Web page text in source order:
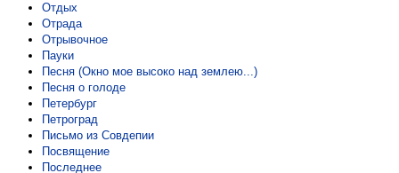
Отдых
Отрада
Отрывочное
Пауки
Песня (Окно мое высоко над землею...)
Песня о голоде
Петербург
Петроград
Письмо из Совдепии
Посвящение
Последнее